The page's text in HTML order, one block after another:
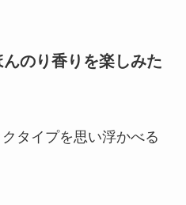
のり香りを楽しみた
タイプを思い浮かべる